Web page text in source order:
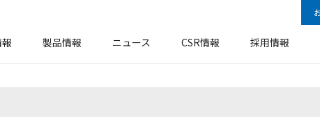
製品情報 ニュース CSR情報 採用情報